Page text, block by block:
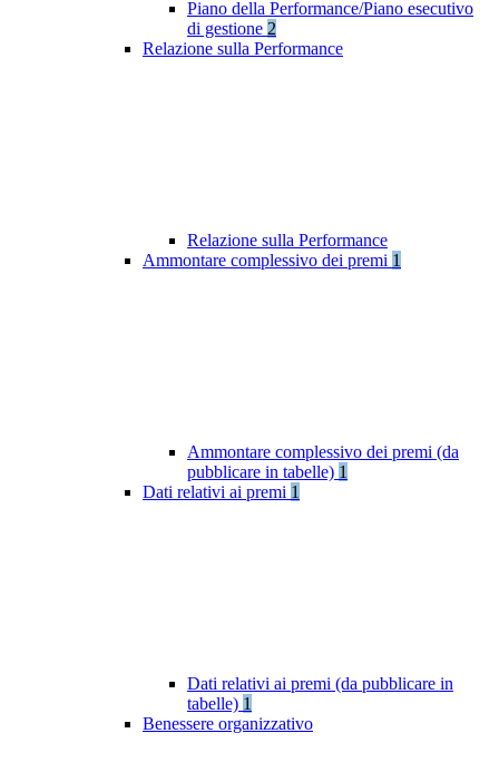
Piano della Performance/Piano esecutivo
di gestione 2
Relazione sulla Performance
Relazione sulla Performance
Ammontare complessivo dei premi 1
Ammontare complessivo dei premi (da
pubblicare in tabelle) 1
Dati relativi ai premi 1
Dati relativi ai premi (da pubblicare in
tabelle) 1
Benessere organizzativo